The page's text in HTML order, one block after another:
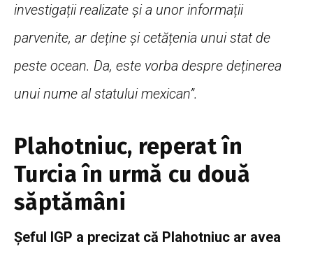
investigații realizate și a unor informații
parvenite, ar deține și cetățenia unui stat de
peste ocean. Da, este vorba despre deținerea
unui nume al statului mexican”.
Plahotniuc, reperat în
Turcia în urmă cu două
săptămâni
Șeful IGP a precizat că Plahotniuc ar avea